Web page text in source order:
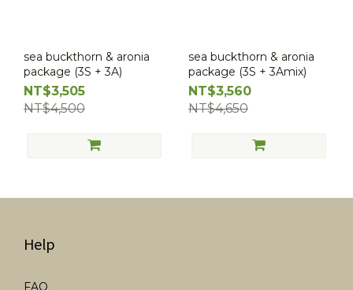
sea buckthorn & aronia
package (3S + 3A)
NT$3,505
NT$4,500
sea buckthorn & aronia
package (3S + 3Amix)
NT$3,560
NT$4,650
Help
FAQ